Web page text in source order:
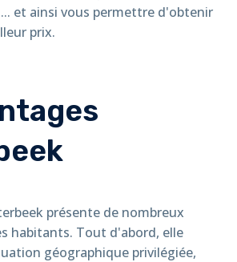
et ainsi vous permettre d'obtenir
prix.
présente de nombreux
habitants. Tout d'abord, elle
géographique privilégiée,